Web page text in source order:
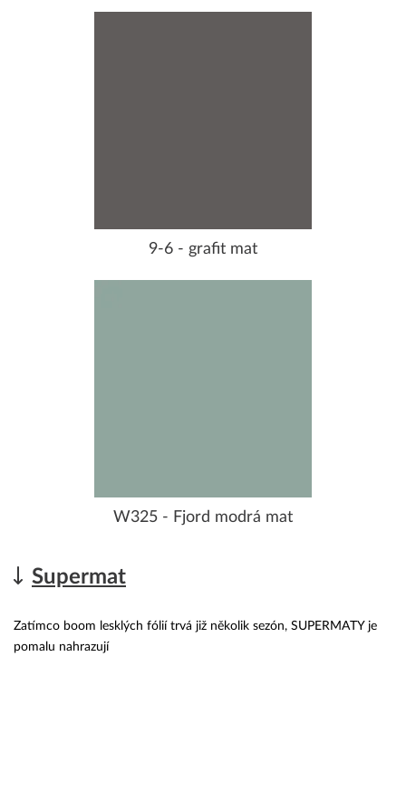
9-6 - grafit mat
W325 - Fjord modrá mat
Supermat
Zatímco boom lesklých fólií trvá již několik sezón, SUPERMATY je
pomalu nahrazují